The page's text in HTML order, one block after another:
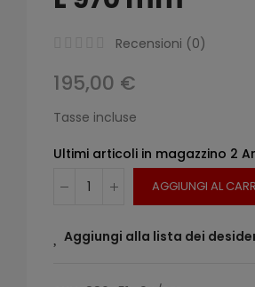
Recensioni (0)
195,00 €
Tasse incluse
Ultimi articoli in magazzino 2
AGGIUNGI AL
Aggiungi alla lista dei